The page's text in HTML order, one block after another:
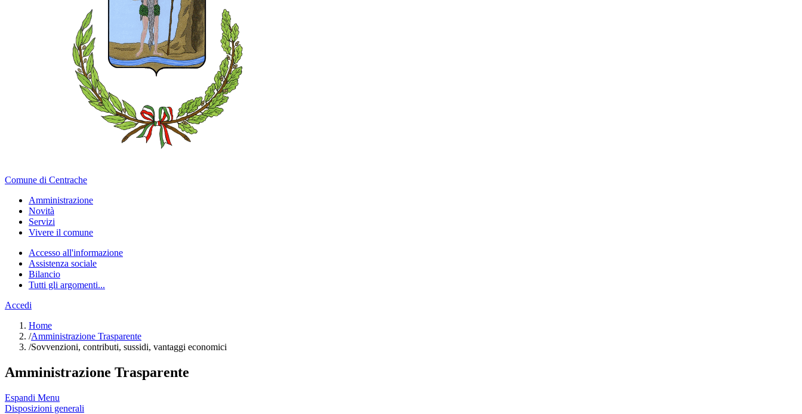
Comune di Centrache
Amministrazione
Novità
Servizi
Vivere il comune
Accesso all'informazione
Assistenza sociale
Bilancio
Tutti gli argomenti...
Accedi
Home
/Amministrazione Trasparente
/Sovvenzioni, contributi, sussidi, vantaggi economici
Amministrazione Trasparente
Espandi Menu
Disposizioni generali